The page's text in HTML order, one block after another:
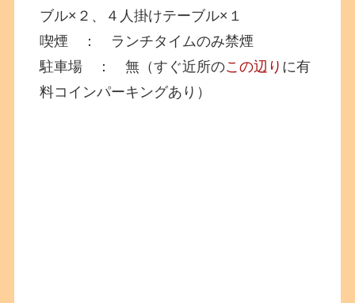
ブル×２、４人掛けテーブル×１
喫煙 ： ランチタイムのみ禁煙
駐車場 ： 無（すぐ近所のこの辺り に有
料コインパーキングあり）